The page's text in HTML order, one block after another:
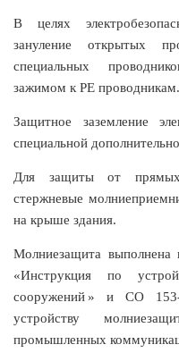
В целях
зануление открытых
специальных
зажимом к РЕ проводникам.
Защитное заземление
специальной
Для защиты от прямых
стержневые
на крыше здания.
Молниезащита выполнена
«Инструкция по
сооружений » и СО 153-
устройству
промышленных